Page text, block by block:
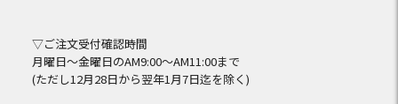
▽ご注文受付確認時間
月曜日～金曜日のAM9:00～AM11:00まで
(ただし12月28日から翌年1月7日迄を除く)